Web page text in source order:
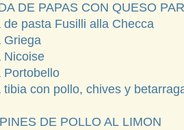
DE PAPAS CON QUESO
de pasta Fusilli alla Checca
Griega
Nicoise
Portobello
tibia con pollo, chives y
DE POLLO AL LIMON